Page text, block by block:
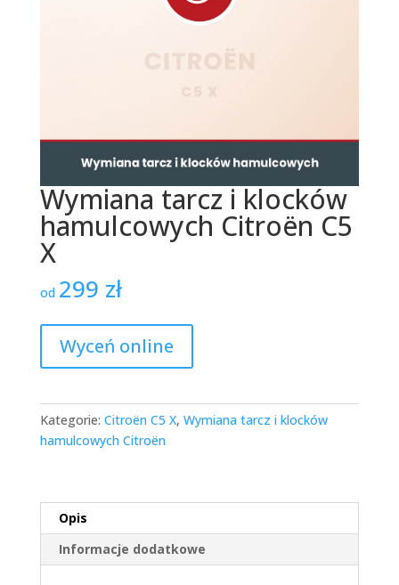
Wymiana tarcz i klocków
hamulcowych Citroën C5
X
od 299 zł
Wyceń online
Kategorie: Citroën C5 X, Wymiana tarcz i klocków
hamulcowych Citroën
Opis
Informacje dodatkowe